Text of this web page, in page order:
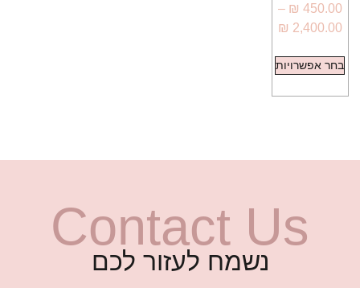
דורג
5.00
מתוך 5
₪ 450.00
–
₪ 2,400.00
בחר אפשרויות
Contact Us
נשמח לעזור לכם